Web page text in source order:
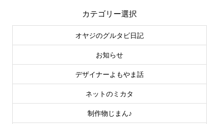
カテゴリー選択
オヤジのグルタビ日記
お知らせ
デザイナーよもやま話
ネットのミカタ
制作物じまん♪